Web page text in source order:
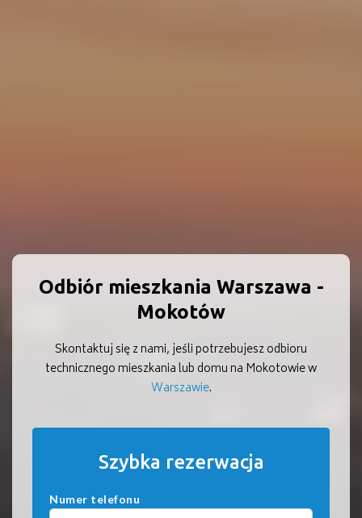
Odbiór mieszkania Warszawa -
Mokotów
Skontaktuj się z nami, jeśli potrzebujesz odbioru
technicznego mieszkania lub domu na Mokotowie w
Warszawie.
Szybka rezerwacja
Numer telefonu